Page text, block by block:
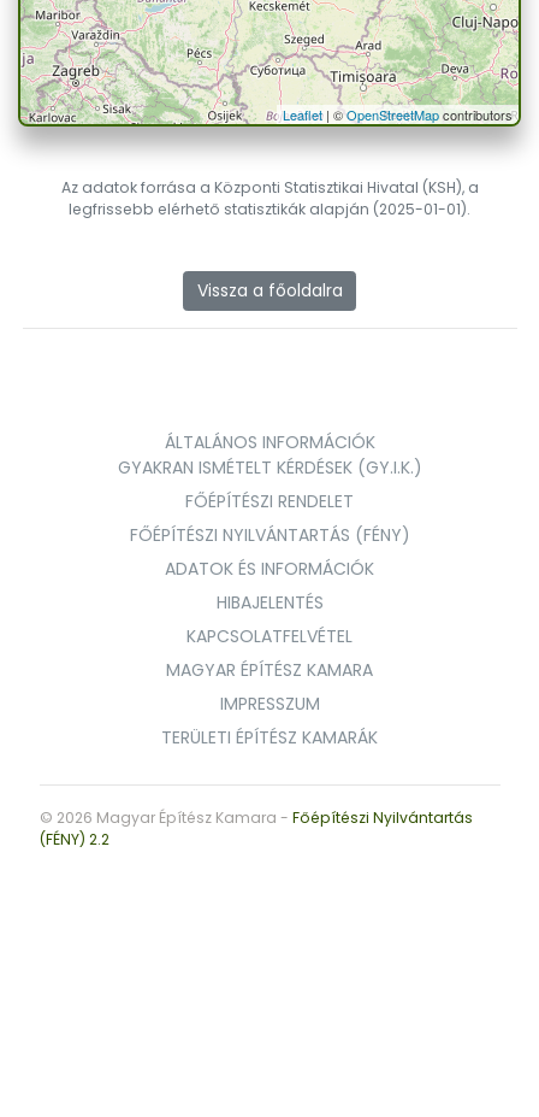
Leaflet| ©OpenStreetMapcontributors
Az adatok forrása a Központi Statisztikai Hivatal (KSH), a
legfrissebb elérhető statisztikák alapján (2025-01-01).
Vissza a főoldalra
ÁLTALÁNOS INFORMÁCIÓK
GYAKRAN ISMÉTELT KÉRDÉSEK (GY.I.K.)
FŐÉPÍTÉSZI RENDELET
FŐÉPÍTÉSZI NYILVÁNTARTÁS (FÉNY)
ADATOK ÉS INFORMÁCIÓK
HIBAJELENTÉS
KAPCSOLATFELVÉTEL
MAGYAR ÉPÍTÉSZ KAMARA
IMPRESSZUM
TERÜLETI ÉPÍTÉSZ KAMARÁK
© 2026 Magyar Építész Kamara - Főépítészi Nyilvántartás
(FÉNY) 2.2